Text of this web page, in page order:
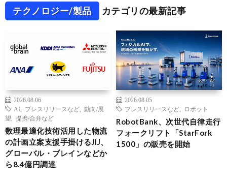
テクノロジー/製品 カテゴリの最新記事
2026.08.06
AI
プレスリリースなど
動向/展
望
提携/合弁など
数理最適化技術活用した物流
の計画立案支援手掛けるJIJ、
グローバル・ブレインなどか
ら8.4億円調達
2026.08.05
プレスリリースなど
ロボット
RobotBank、次世代自律走行
フォークリフト「StarFork
1500」の販売を開始